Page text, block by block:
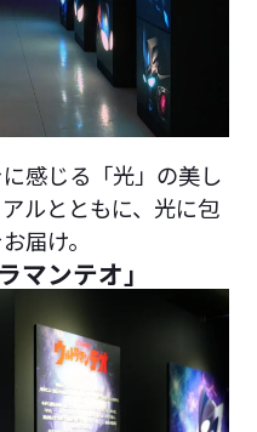
感じる「光」の美し
ルとともに、光に包
届け。
マンテオ」